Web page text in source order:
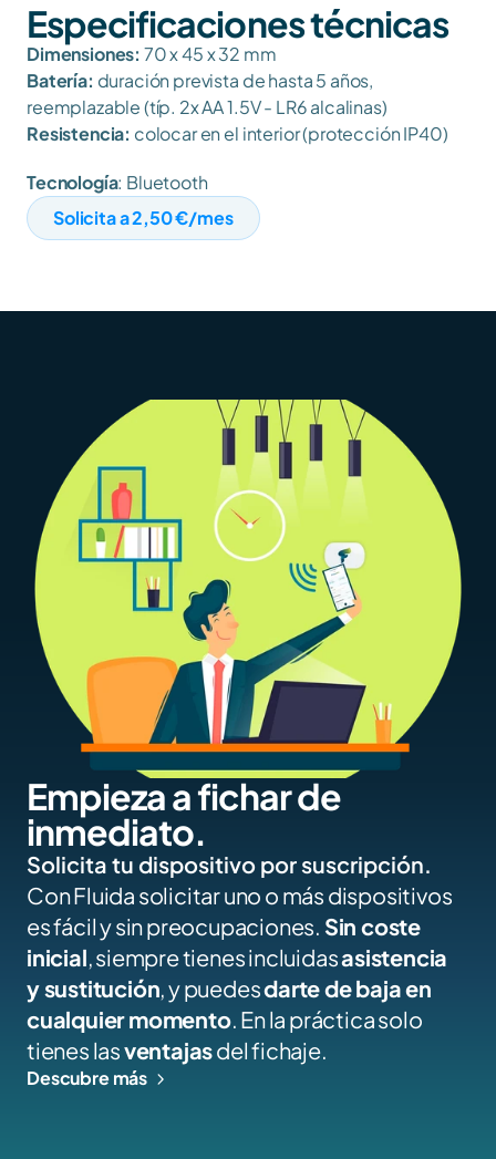
Especificaciones técnicas
Dimensiones: 70 x 45 x 32 mm
Batería: duración prevista de hasta 5 años,
reemplazable (típ. 2x AA 1.5V - LR6 alcalinas)
Resistencia: colocar en el interior (protección IP40)
Tecnología: Bluetooth
Solicita a 2,50 €/mes
Empieza a fichar de
inmediato.
Solicita tu dispositivo por suscripción.
Con Fluida solicitar uno o más dispositivos
es fácil y sin preocupaciones. Sin coste
inicial, siempre tienes incluidas asistencia
y sustitución, y puedes darte de baja en
cualquier momento. En la práctica solo
tienes las ventajas del fichaje.
Descubre más